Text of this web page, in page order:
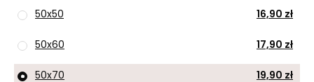
50x50 16,90 zł
50x60 17,90 zł
50x70 19,90 zł